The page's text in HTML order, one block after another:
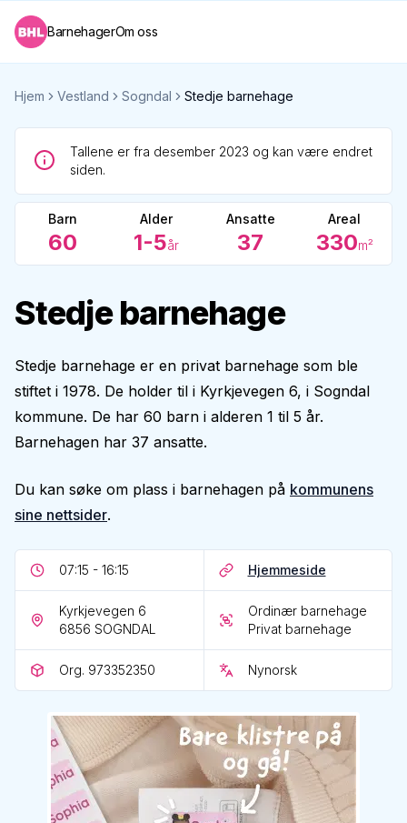
BarnehagerOm oss
Hjem Vestland Sogndal Stedje barnehage
Tallene er fra desember 2023 og kan være endret
siden.
Barn
60
Alder
1-5år
Ansatte
37
Areal
330m²
Stedje barnehage
Stedje barnehage er en privat barnehage som ble
stiftet i 1978. De holder til i Kyrkjevegen 6, i Sogndal
kommune. De har 60 barn i alderen 1 til 5 år.
Barnehagen har 37 ansatte.
Du kan søke om plass i barnehagen på kommunens
sine nettsider.
07:15 - 16:15 Hjemmeside
Kyrkjevegen 6
6856 SOGNDAL
Ordinær barnehage
Privat barnehage
Org. 973352350 Nynorsk